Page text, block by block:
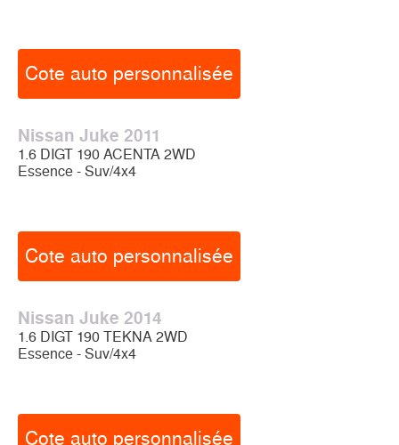
Cote auto personnalisée
Nissan Juke 2011
1.6 DIGT 190 ACENTA 2WD
Essence - Suv/4x4
Cote auto personnalisée
Nissan Juke 2014
1.6 DIGT 190 TEKNA 2WD
Essence - Suv/4x4
Cote auto personnalisée